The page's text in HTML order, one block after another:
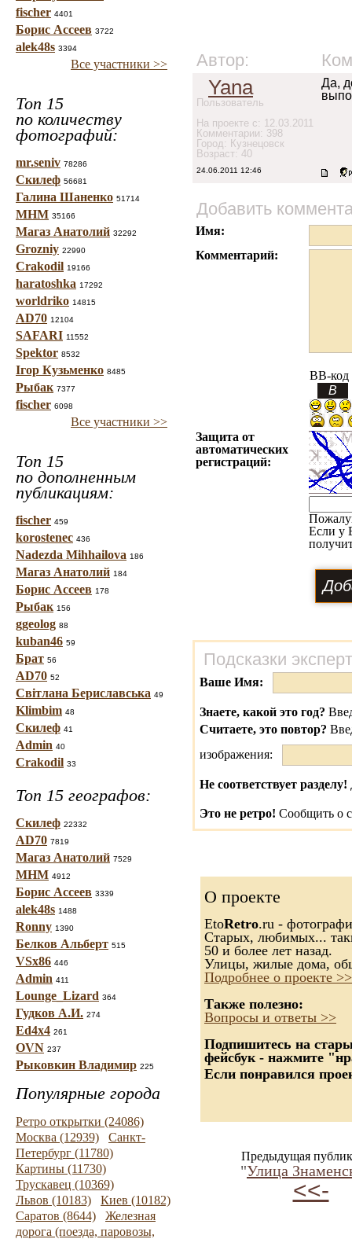
fischer 4401
Борис Ассеев 3722
alek48s 3394
Все участники >>
Топ 15
по количеству
фотографий:
mr.seniv 78286
Скилеф 56681
Галина Шаненко 51714
МНМ 35166
Магаз Анатолий 32292
Grozniy 22990
Crakodil 19166
haratoshka 17292
worldriko 14815
AD70 12104
SAFARI 11552
Spektor 8532
Ігор Кузьменко 8485
Рыбак 7377
fischer 6098
Все участники >>
Топ 15
по дополненным
публикациям:
fischer 459
korostenec 436
Nadezda Mihhailova 186
Магаз Анатолий 184
Борис Ассеев 178
Рыбак 156
ggeolog 88
kuban46 59
Брат 56
AD70 52
Світлана Бериславська 49
Klimbim 48
Скилеф 41
Admin 40
Crakodil 33
Топ 15 географов:
Скилеф 22332
AD70 7819
Магаз Анатолий 7529
МНМ 4912
Борис Ассеев 3339
alek48s 1488
Ronny 1390
Белков Альберт 515
VSx86 446
Admin 411
Lounge_Lizard 364
Гудков А.И. 274
Ed4x4 261
OVN 237
Рыковкин Владимир 225
Популярные города
Ретро открытки (24086)
Москва (12939)
Санкт-
Петербург (11780)
Картины (11730)
Трускавец (10369)
Львов (10183)
Киев (10182)
Саратов (8644)
Железная
дорога (поезда, паровозы,
Автор:
Yana
Пользователь
На проекте с: 12.03.2011
Комментарии: 398
Город: Кузнецовск
Возраст: 40
Да,
24.06.2011 12:46
Добавить
Имя:
Комментарий:
BB-код
Защита от
автоматических
регистраций:
Если у
Подсказки
Ваше Имя:
Знаете, какой это год?
Считаете, это повтор?
изображения:
Не соответствует разделу!
Это не ретро! Сообщить о
О проекте
EtoRetro.ru -
Старых, любимых...
50 и более лет назад.
Улицы, жилые дома,
Подробнее о проекте >>
Также полезно:
Вопросы и ответы >>
Подпишитесь на
фейсбук - нажмите
Если понравился
Предыдущая
"Улица
<<-